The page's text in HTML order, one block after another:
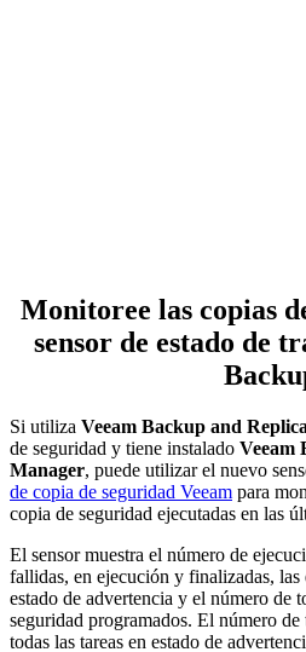
Monitoree las copias
sensor de estado de
Si utiliza Veeam Backup and
de seguridad y tiene instalado Veeam
Manager, puede utilizar el nuevo
de copia de seguridad Veeam para
copia de seguridad ejecutadas en las
El sensor muestra el número de
fallidas, en ejecución y finalizadas, las
estado de advertencia y el número de
seguridad programados. El número
todas las tareas en estado de